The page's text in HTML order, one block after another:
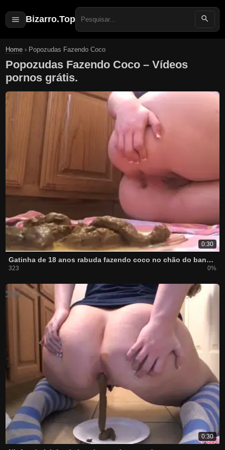
Bizarro.Top
Search
for:
Home › Popozudas Fazendo Coco
Popozudas Fazendo Coco – Vídeos
pornos grátis.
0:30
Gatinha de 18 anos rabuda fazendo coco no chão do banheiro
323 0%
0:30